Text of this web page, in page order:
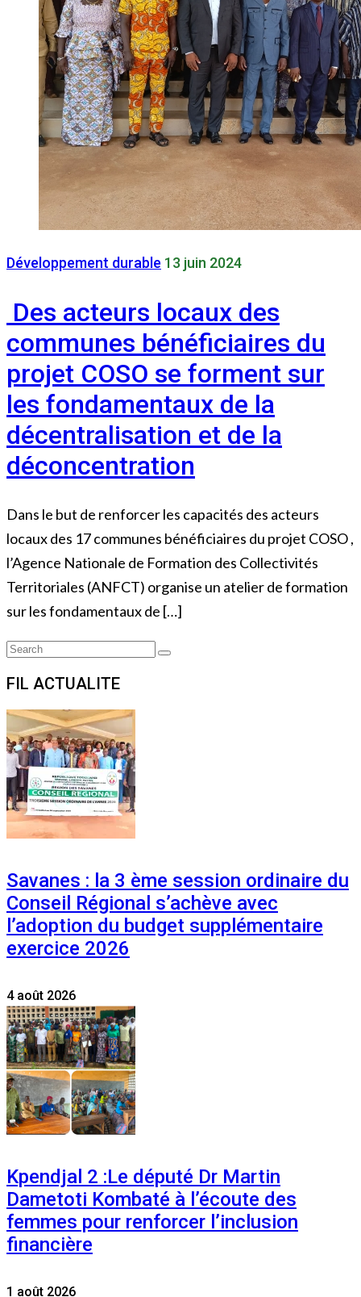
Développement durable 13 juin 2024
Des acteurs locaux des
communes bénéficiaires du
projet COSO se forment sur
les fondamentaux de la
décentralisation et de la
déconcentration
Dans le but de renforcer les capacités des acteurs
locaux des 17 communes bénéficiaires du projet COSO ,
l’Agence Nationale de Formation des Collectivités
Territoriales (ANFCT) organise un atelier de formation
sur les fondamentaux de […]
Search
Search
FIL ACTUALITE
Savanes : la 3 ème session ordinaire du
Conseil Régional s’achève avec
l’adoption du budget supplémentaire
exercice 2026
4 août 2026
Kpendjal 2 :Le député Dr Martin
Dametoti Kombaté à l’écoute des
femmes pour renforcer l’inclusion
financière
1 août 2026